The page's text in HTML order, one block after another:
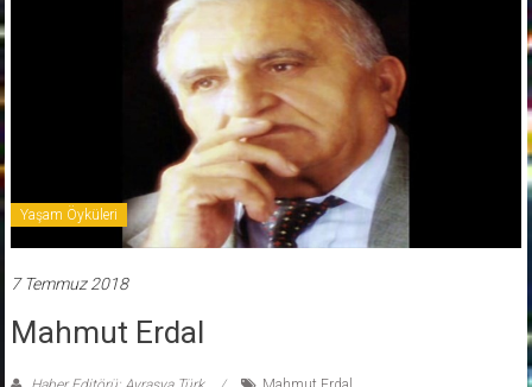
Yaşam Öyküleri
7 Temmuz 2018
Mahmut Erdal